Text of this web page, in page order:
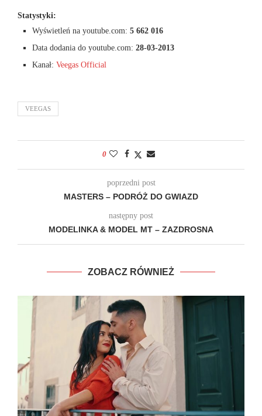
Statystyki:
Wyświetleń na youtube.com: 5 662 016
Data dodania do youtube.com: 28-03-2013
Kanał: Veegas Official
VEEGAS
0
poprzedni post
MASTERS – PODRÓŻ DO GWIAZD
następny post
MODELINKA & MODEL MT – ZAZDROSNA
ZOBACZ RÓWNIEŻ